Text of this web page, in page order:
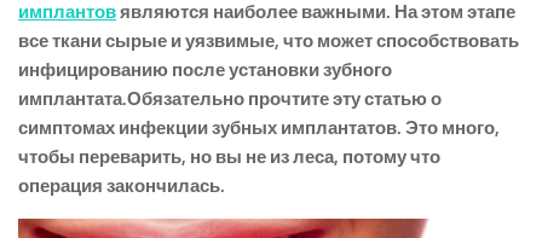
имплантовявляются наиболее важными. На этом этапе
все ткани сырые и уязвимые, что может способствовать
инфицированию после установки зубного
имплантата.Обязательно прочтите эту статью о
симптомах инфекции зубных имплантатов. Это много,
чтобы переварить, но вы не из леса, потому что
операция закончилась.